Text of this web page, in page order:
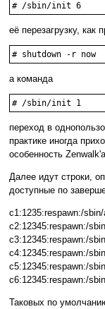
# /sbin/init 6
её перезагрузку, как
# shutdown -r now
а команда
# /sbin/init 1
переход в
практике иногда
особенность
Далее идут строки,
доступные по
c1:1235:respawn:/
c2:12345:respawn:/
c3:12345:respawn:/
c4:12345:respawn:/
c5:12345:respawn:/
c6:12345:respawn:/
Таковых по